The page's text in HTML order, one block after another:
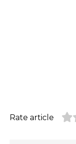
Rate article